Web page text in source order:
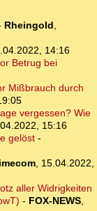
Rheingold,
14:16
Betrug bei
Mißbrauch durch
vergessen? Wie
15:16
gelöst-
, 15.04.2022,
aller Widrigkeiten
- FOX-NEWS,